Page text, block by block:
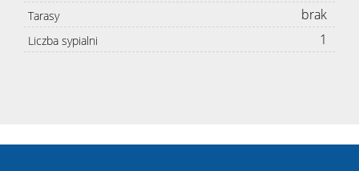
Tarasy brak
Liczba sypialni 1